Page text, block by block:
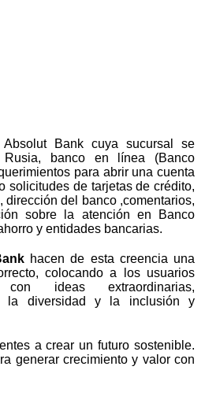
Absolut Bank cuya sucursal se
Rusia, banco en línea (Banco
para abrir una cuenta
solicitudes de tarjetas de crédito,
dirección del banco ,comentarios,
sobre la atención en Banco
y entidades bancarias.
hacen de esta creencia una
colocando a los usuarios
ideas extraordinarias,
la diversidad y la inclusión y
a crear un futuro sostenible.
generar crecimiento y valor con